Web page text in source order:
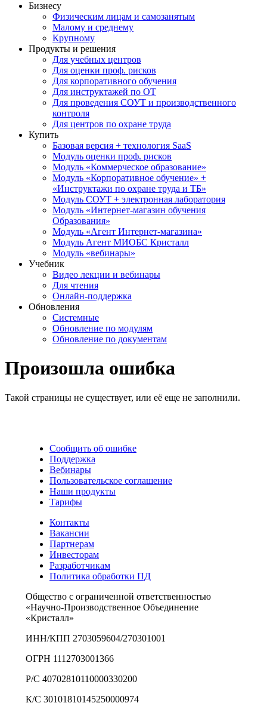
Бизнесу
Физическим лицам и самозанятым
Малому и среднему
Крупному
Продукты и решения
Для учебных центров
Для оценки проф. рисков
Для корпоративного обучения
Для инструктажей по ОТ
Для проведения СОУТ и производственного
контроля
Для центров по охране труда
Купить
Базовая версия + технология SaaS
Модуль оценки проф. рисков
Модуль «Коммерческое образование»
Модуль «Корпоративное обучение» +
«Инструктажи по охране труда и ТБ»
Модуль СОУТ + электронная лаборатория
Модуль «Интернет-магазин обучения
Образования»
Модуль «Агент Интернет-магазина»
Модуль Агент МИОБС Кристалл
Модуль «вебинары»
Учебник
Видео лекции и вебинары
Для чтения
Онлайн-поддержка
Обновления
Системные
Обновление по модулям
Обновление по документам
Произошла ошибка
Такой страницы не существует, или её еще не заполнили.
Сообщить об ошибке
Поддержка
Вебинары
Пользовательское соглашение
Наши продукты
Тарифы
Контакты
Вакансии
Партнерам
Инвесторам
Разработчикам
Политика обработки ПД
Общество с ограниченной ответственностью
«Научно-Производственное Объединение
«Кристалл»
ИНН/КПП 2703059604/270301001
ОГРН 1112703001366
Р/С 40702810110000330200
К/С 30101810145250000974